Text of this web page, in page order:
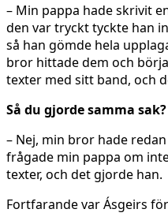
– Min pappa hade skrivit
den var tryckt tyckte han
så han gömde hela
bror hittade dem och
texter med sitt band, och
Så du gjorde samma sak?
– Nej, min bror hade
frågade min pappa om
texter, och det gjorde han.
Fortfarande var Ásgeirs